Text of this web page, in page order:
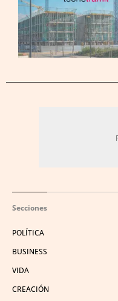
Secciones
POLÍTICA
BUSINESS
VIDA
CREACIÓN